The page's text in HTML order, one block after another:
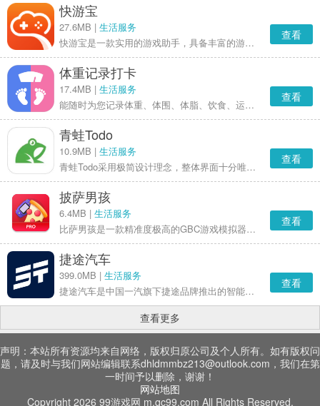
快游宝
27.6MB | 生活服务
快游宝是一款实用的游戏助手，具备丰富的游戏资源与社区交流功能，提供最新的游戏资讯及视频，助力玩家提升游戏体验。它支持玩家录制精彩游戏视频并一键上传，帮助玩家获得更多关注。
查看
体重记录打卡
17.4MB | 生活服务
能随时为您记录体重、体围、体脂、饮食、运动等各类数据，还具备BMI自动计算功能来开展数据分析，助您轻松了解自身的体脂变化情况，从而更有针对性、更有效地进行健身活动。
查看
青蛙Todo
10.9MB | 生活服务
青蛙Todo采用极简设计理念，整体界面十分唯美，提供多个主题可供自由切换，风格清新雅致，颜值尤为出众。此外，该软件完全免费，功能全面且丰富多样，是一款相当完备的清单与待办事项管理工具。
查看
披萨男孩
6.4MB | 生活服务
比萨男孩是一款精准度极高的GBC游戏模拟器！它是Google Play平台上唯一能通过所有高难度Blargg测试的模拟器，凭借这一点，你能借助它体验到其他模拟器难以企及的精准运行效果。
查看
捷途汽车
399.0MB | 生活服务
捷途汽车是中国一汽旗下捷途品牌推出的智能出行工具，它借助科技手段，为用户提供车主服务、车辆管理、出行导航等便捷功能，助力用户更高效地管理并享受汽车出行的全过程。
查看
查看更多
声明：本站所有资源均来自网络，版权归原公司及个人所有。如有版权问
题，请及时与我们网站编辑联系dhldmmbz213@outlook.com，我们在第
一时间予以删除，谢谢！
网站地图
Copyright 2026 99游戏网 m.qc99.com All Rights Reserved.